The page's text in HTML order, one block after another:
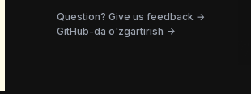
Question? Give us feedback →
GitHub-da o'zgartirish ->